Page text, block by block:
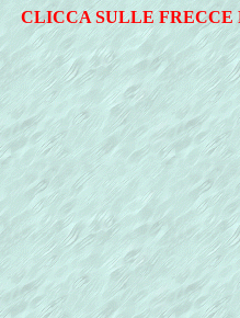
CLICCA SULLE